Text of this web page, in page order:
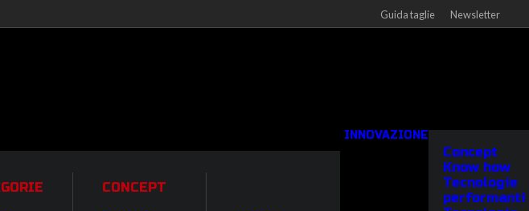
Guida taglie Newsletter
CONCEPT
INNOVAZIONE
Concept
Know how
Tecnologie
performanti